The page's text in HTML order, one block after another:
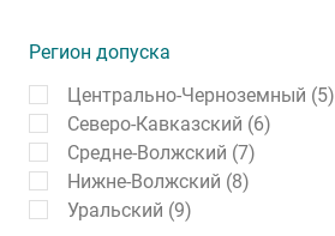
Регион допуска
Центрально-Черноземный (5)
Северо-Кавказский (6)
Средне-Волжский (7)
Нижне-Волжский (8)
Уральский (9)